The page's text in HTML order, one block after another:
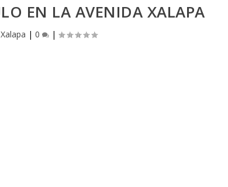
EN LA AVENIDA XALAPA
Xalapa | 0 |